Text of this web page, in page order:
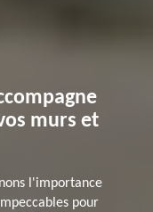
murs et
l'importance
pour